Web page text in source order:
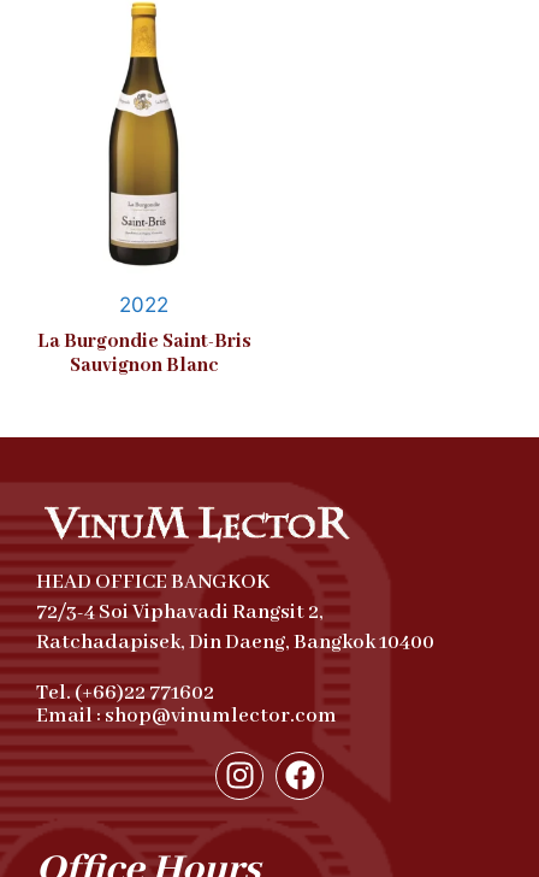
2022
La Burgondie Saint-Bris
Sauvignon Blanc
HEAD OFFICE BANGKOK
72/3-4 Soi Viphavadi Rangsit 2,
Ratchadapisek, Din Daeng, Bangkok 10400
Tel. (+66)22 771602
Email : shop@vinumlector.com